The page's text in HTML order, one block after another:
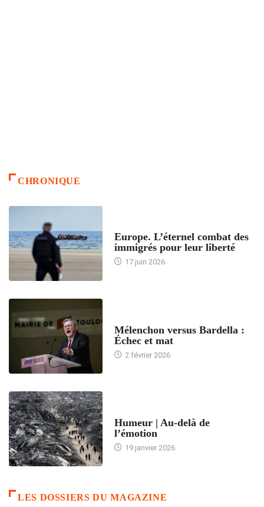
CHRONIQUE
Europe. L’éternel combat des
immigrés pour leur liberté
17 juin 2026
Mélenchon versus Bardella :
Échec et mat
2 février 2026
Humeur | Au-delà de
l’émotion
19 janvier 2026
LES DOSSIERS DU MAGAZINE